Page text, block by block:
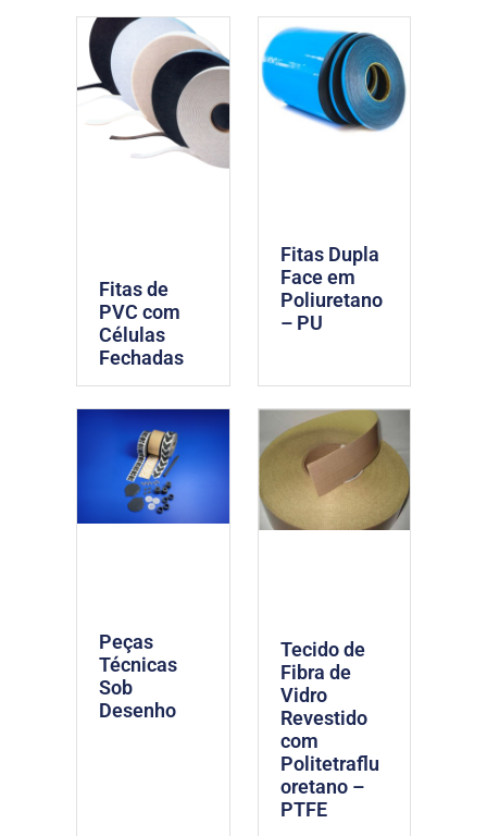
Fitas de
PVC com
Células
Fechadas
Fitas Dupla
Face em
Poliuretano
– PU
Peças
Técnicas
Sob
Desenho
Tecido de
Fibra de
Vidro
Revestido
com
Politetraflu
oretano –
PTFE